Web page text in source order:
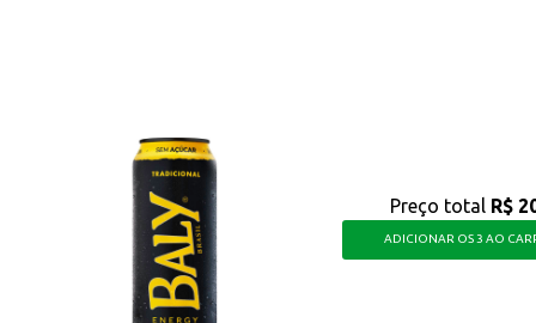
Preço total R$
ADICIONAR OS 3 AO